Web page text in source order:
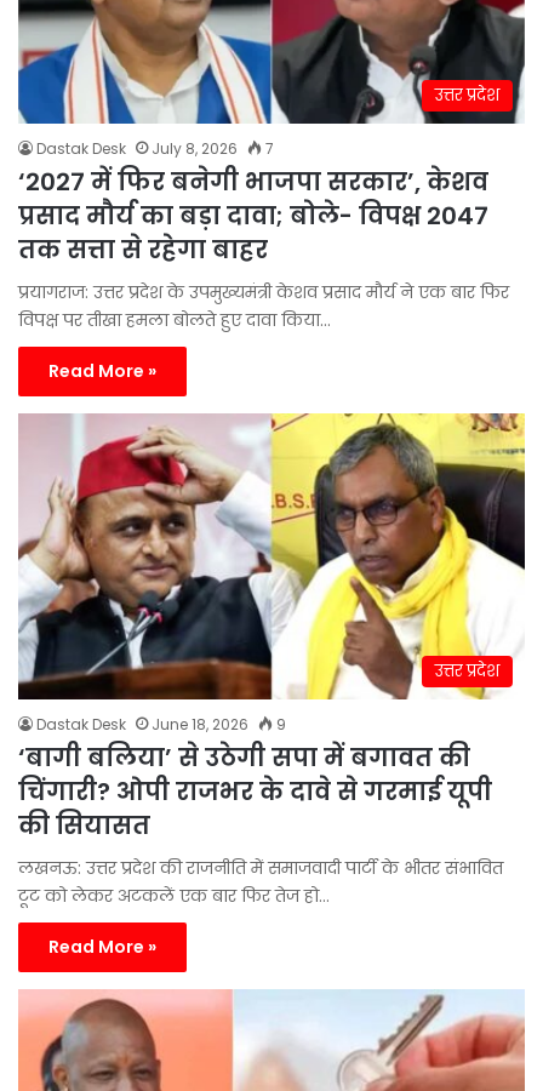
उत्तर प्रदेश
Dastak Desk July 8, 2026 7
‘2027 में फिर बनेगी भाजपा सरकार’, केशव
प्रसाद मौर्य का बड़ा दावा; बोले- विपक्ष 2047
तक सत्ता से रहेगा बाहर
प्रयागराज: उत्तर प्रदेश के उपमुख्यमंत्री केशव प्रसाद मौर्य ने एक बार फिर
विपक्ष पर तीखा हमला बोलते हुए दावा किया…
Read More »
उत्तर प्रदेश
Dastak Desk June 18, 2026 9
‘बागी बलिया’ से उठेगी सपा में बगावत की
चिंगारी? ओपी राजभर के दावे से गरमाई यूपी
की सियासत
लखनऊ: उत्तर प्रदेश की राजनीति में समाजवादी पार्टी के भीतर संभावित
टूट को लेकर अटकलें एक बार फिर तेज हो…
Read More »